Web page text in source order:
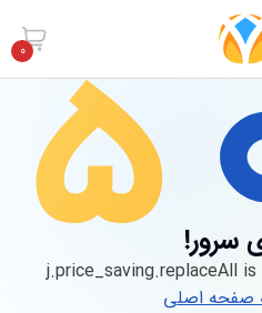
0
سرور!
j.price_saving.replaceAll
صفحه اصلی